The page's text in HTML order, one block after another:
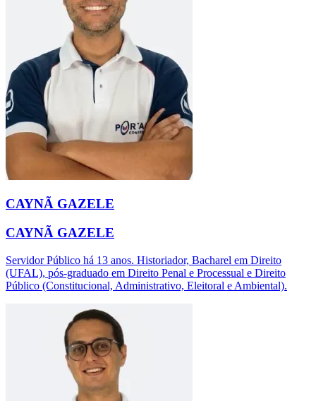
CAYNÃ GAZELE
CAYNÃ GAZELE
Servidor Público há 13 anos. Historiador, Bacharel em Direito
(UFAL), pós-graduado em Direito Penal e Processual e Direito
Público (Constitucional, Administrativo, Eleitoral e Ambiental).